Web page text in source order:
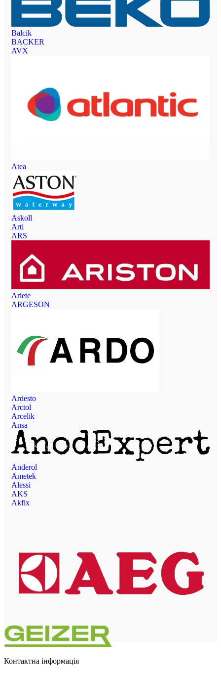
Balcik
BACKER
AVX
Atea
Askoll
Arti
ARS
Ariete
ARGESON
Ardesto
Arctol
Arcelik
Ansa
Anderol
Ametek
Alessi
AKS
Akfix
Контактна інформація